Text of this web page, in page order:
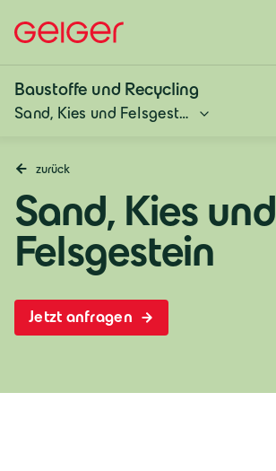
Baustoffe und Recycling
Sand, Kies und Felsgestein
zurück
Sand, Kies und
Felsgestein
Jetzt anfragen